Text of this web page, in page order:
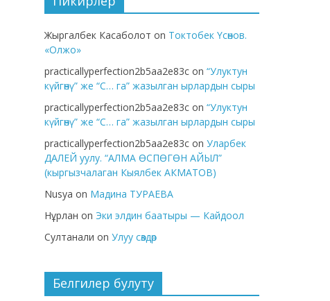
Жыргалбек Касаболот on Токтобек Үсөнов.
«Олжо»
practicallyperfection2b5aa2e83c on “Улуктун
күйгөнү” же “С… га” жазылган ырлардын сыры
practicallyperfection2b5aa2e83c on “Улуктун
күйгөнү” же “С… га” жазылган ырлардын сыры
practicallyperfection2b5aa2e83c on Уларбек
ДАЛЕЙ уулу. “АЛМА ӨСПӨГӨН АЙЫЛ”
(кыргызчалаган Кыялбек АКМАТОВ)
Nusya on Мадина ТУРАЕВА
Нұрлан on Эки элдин баатыры — Кайдоол
Султанали on Улуу сөздөр
Белгилер булуту